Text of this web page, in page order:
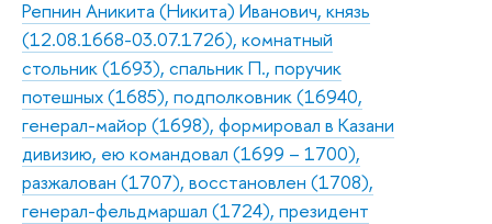
Репнин Аникита (Никита) Иванович, князь
(12.08.1668-03.07.1726), комнатный
стольник (1693), спальник П., поручик
потешных (1685), подполковник (16940,
генерал-майор (1698), формировал в Казани
дивизию, ею командовал (1699 – 1700),
разжалован (1707), восстановлен (1708),
генерал-фельдмаршал (1724), президент